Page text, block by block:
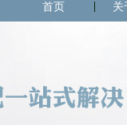
首页 关